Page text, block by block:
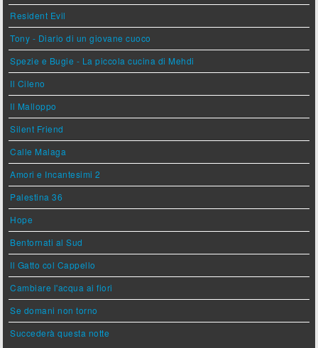
Resident Evil
Tony - Diario di un giovane cuoco
Spezie e Bugie - La piccola cucina di Mehdi
Il Cileno
Il Malloppo
Silent Friend
Calle Malaga
Amori e Incantesimi 2
Palestina 36
Hope
Bentornati al Sud
Il Gatto col Cappello
Cambiare l'acqua ai fiori
Se domani non torno
Succederà questa notte